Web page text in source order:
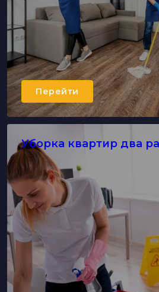
Перейти
Уборка квартир два